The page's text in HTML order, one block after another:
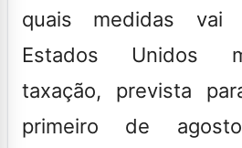
quais medidas
Estados Unidos
taxação, prevista
primeiro de